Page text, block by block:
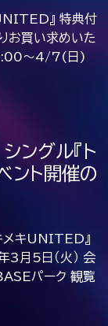
UNITED』 特典付
お買い求めいた
〜4/7(日)
ングル『ト
ント開催の
キメキUNITED』
月5日（火） 会
パーク 観覧